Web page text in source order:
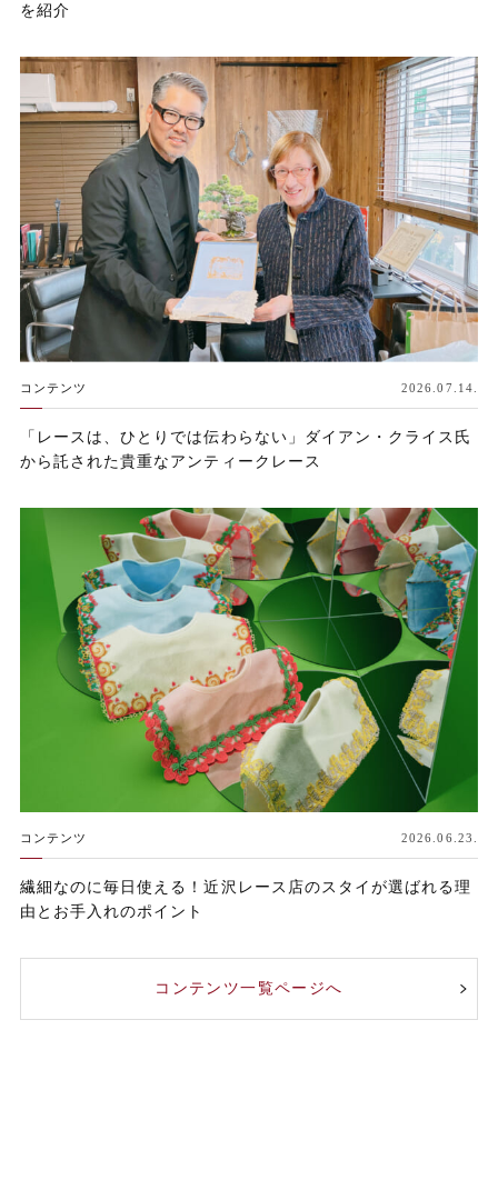
を紹介
コンテンツ 2026.07.14.
「レースは、ひとりでは伝わらない」ダイアン・クライス氏
から託された貴重なアンティークレース
コンテンツ 2026.06.23.
繊細なのに毎日使える！近沢レース店のスタイが選ばれる理
由とお手入れのポイント
コンテンツ一覧ページへ